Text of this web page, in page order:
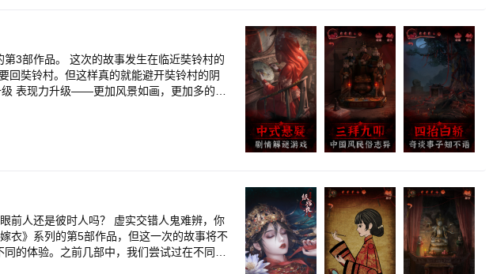
佘诗曼黄宗泽新闻职场风云再燃 《入青云》
韶华》热依扎、杨祐宁携手逆袭闯商海 《师
！杨洋热血修仙逆天改命 《哪吒之魔童闹
黑幕 《云深不知梦》大女主复仇爽番来袭！
、二次元热血动漫……看视频，用优酷APP
作和图层参考 【3D功能】 - 将
为线条抖动而烦恼 - 支持油漆桶/渐变填充，
水平/垂直/镜像/曼陀罗等多种对称绘图方式
矩形/圆形/直线/多边形/曲线/柳叶笔） - 驻
动记录绘画过程，便于分享回顾创作思路，
等软件创作联动 - 支持导出PNG、JPG、
寻求帮助。 您也可以加入画世界Pro用户QQ
3部作品。 这次的故事发生在临近奘铃村的
回奘铃村。但这样真的就能避开奘铃村的阴
倍，心脏病患者勿入。
前人还是彼时人吗？ 虚实交错人鬼难辨，你
衣》系列的第5部作品，但这一次的故事将不
的体验。之前几部中，我们尝试过在不同的